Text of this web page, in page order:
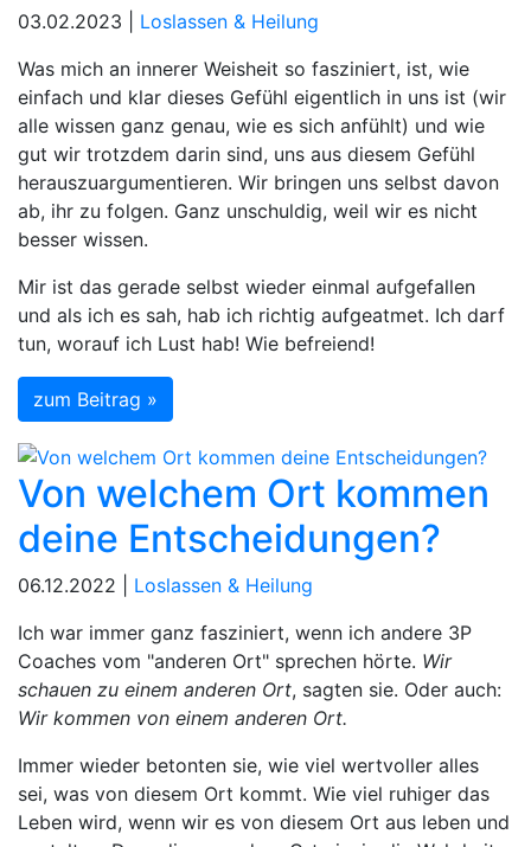
03.02.2023 | Loslassen & Heilung
Was mich an innerer Weisheit so fasziniert, ist, wie
einfach und klar dieses Gefühl eigentlich in uns ist (wir
alle wissen ganz genau, wie es sich anfühlt) und wie
gut wir trotzdem darin sind, uns aus diesem Gefühl
herauszuargumentieren. Wir bringen uns selbst davon
ab, ihr zu folgen. Ganz unschuldig, weil wir es nicht
besser wissen.
Mir ist das gerade selbst wieder einmal aufgefallen
und als ich es sah, hab ich richtig aufgeatmet. Ich darf
tun, worauf ich Lust hab! Wie befreiend!
zum Beitrag »
Von welchem Ort kommen
deine Entscheidungen?
06.12.2022 | Loslassen & Heilung
Ich war immer ganz fasziniert, wenn ich andere 3P
Coaches vom "anderen Ort" sprechen hörte. Wir
schauen zu einem anderen Ort, sagten sie. Oder auch:
Wir kommen von einem anderen Ort.
Immer wieder betonten sie, wie viel wertvoller alles
sei, was von diesem Ort kommt. Wie viel ruhiger das
Leben wird, wenn wir es von diesem Ort aus leben und